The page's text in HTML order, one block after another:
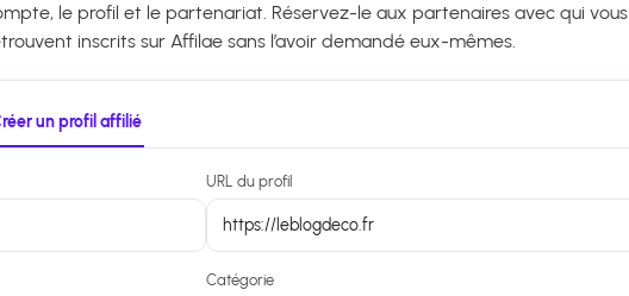
le profil et le partenariat. Réservez-le aux partenaires avec qui vous
inscrits sur Affilae sans l’avoir demandé eux-mêmes.
un profil affilié
URL du profil
https://leblogdeco.fr
Catégorie